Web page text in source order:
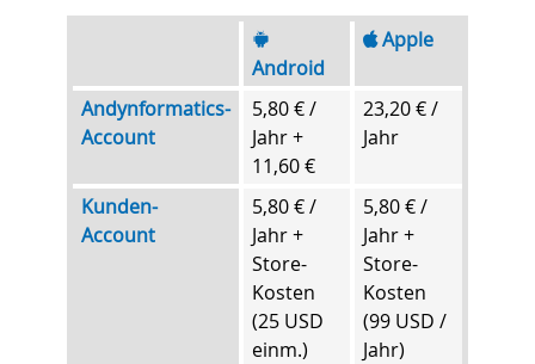
Android
Apple
Andynformatics-
Account
5,80 € /
Jahr +
11,60 €
23,20 € /
Jahr
Kunden-
Account
5,80 € /
Jahr +
Store-
Kosten
(25 USD
einm.)
5,80 € /
Jahr +
Store-
Kosten
(99 USD /
Jahr)